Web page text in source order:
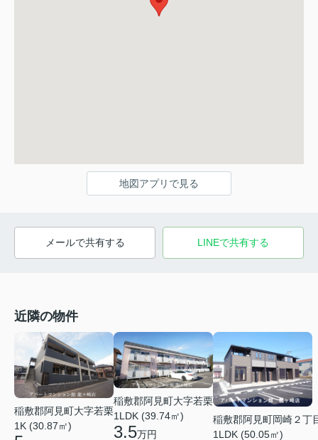
地図アプリで見る
メールで共有する LINEで共有する
近隣の物件
稲敷郡阿見町大字若栗
1K (30.87㎡)
稲敷郡阿見町大字若栗
1LDK (39.74㎡)
3.5万円
稲敷郡阿見町岡崎２丁
1LDK (50.05㎡)